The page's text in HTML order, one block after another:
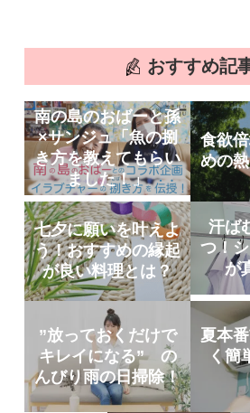
おすすめ記
南の島のおばーと孫
×サンジュ「魚の捌
き方を教えてもらい
ました！」
食欲
めの
七夕に願いを叶えよ
う！おすすめの縁起
が良い料理とは？
汗ば
つ！
が
”放っておくだけで
キレイになる” の
んびり雨の日掃除！
夏本
く簡